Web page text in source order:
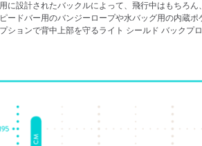
に設計されたバックルによって、飛行中はもちろん
ードバー用のバンジーロープや水バッグ用の内蔵ポ
ションで背中上部を守るライト シールド バックプ